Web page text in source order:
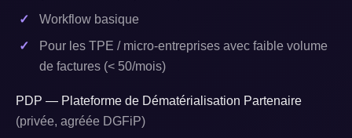
Workflow basique
Pour les TPE / micro-entreprises avec faible volume
de factures (< 50/mois)
PDP — Plateforme de Dématérialisation Partenaire
(privée, agréée DGFiP)